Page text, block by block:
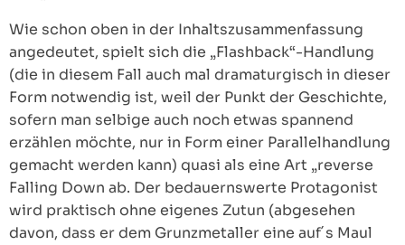
Wie schon oben in der Inhaltszusammenfassung
angedeutet, spielt sich die „Flashback“-Handlung
(die in diesem Fall auch mal dramaturgisch in dieser
Form notwendig ist, weil der Punkt der Geschichte,
sofern man selbige auch noch etwas spannend
erzählen möchte, nur in Form einer Parallelhandlung
gemacht werden kann) quasi als eine Art „reverse
Falling Down ab. Der bedauernswerte Protagonist
wird praktisch ohne eigenes Zutun (abgesehen
davon, dass er dem Grunzmetaller eine auf´s Maul